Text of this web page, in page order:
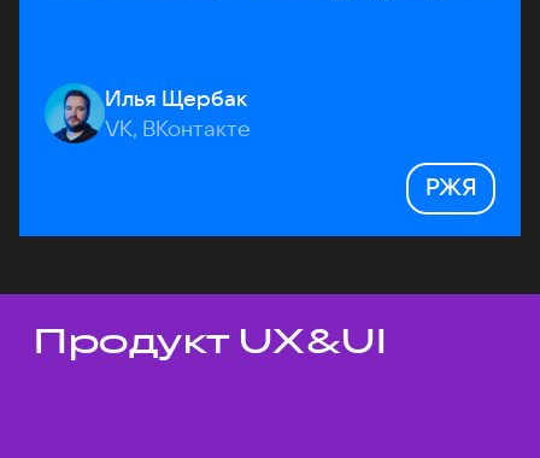
Илья Щербак
VK, ВКонтакте
РЖЯ
Темы докладов
Продукт UX&UI